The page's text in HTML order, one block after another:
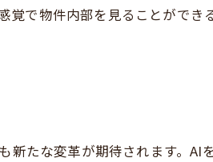
で物件内部を見ることができ
たな変革が期待されます。AI